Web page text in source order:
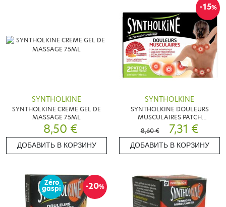
SYNTHOLKINE
SYNTHOLKINE CREME GEL DE
MASSAGE 75ML
8,50 €
ДОБАВИТЬ В КОРЗИНУ
-15%
SYNTHOLKINE
SYNTHOLKINE DOULEURS
MUSCULAIRES PATCH
CHAUFFANT 2 PATCHS
8,60 € 7,31 €
ДОБАВИТЬ В КОРЗИНУ
-20%
Zéro
gaspi